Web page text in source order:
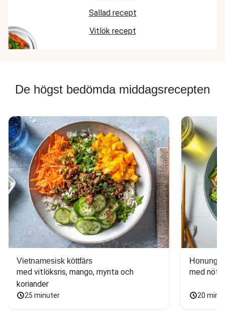
Sallad recept
Vitlök recept
De högst bedömda middagsrecepten
Vietnamesisk köttfärs
med vitlöksris, mango, mynta och
koriander
25 minuter
med
20